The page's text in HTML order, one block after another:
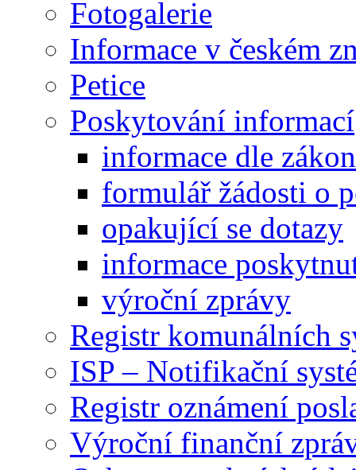
Fotogalerie
Informace v českém
Petice
Poskytování informací
informace dle
formulář žádosti o
opakující se dotazy
informace
výroční zprávy
Registr komunálních
ISP – Notifikační
Registr oznámení
Výroční finanční